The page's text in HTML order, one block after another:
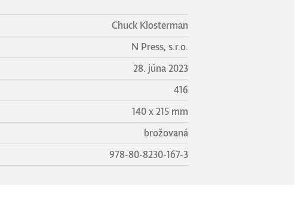
Chuck Klosterman
N Press, s.r.o.
28. júna 2023
416
140 x 215 mm
brožovaná
978-80-8230-167-3